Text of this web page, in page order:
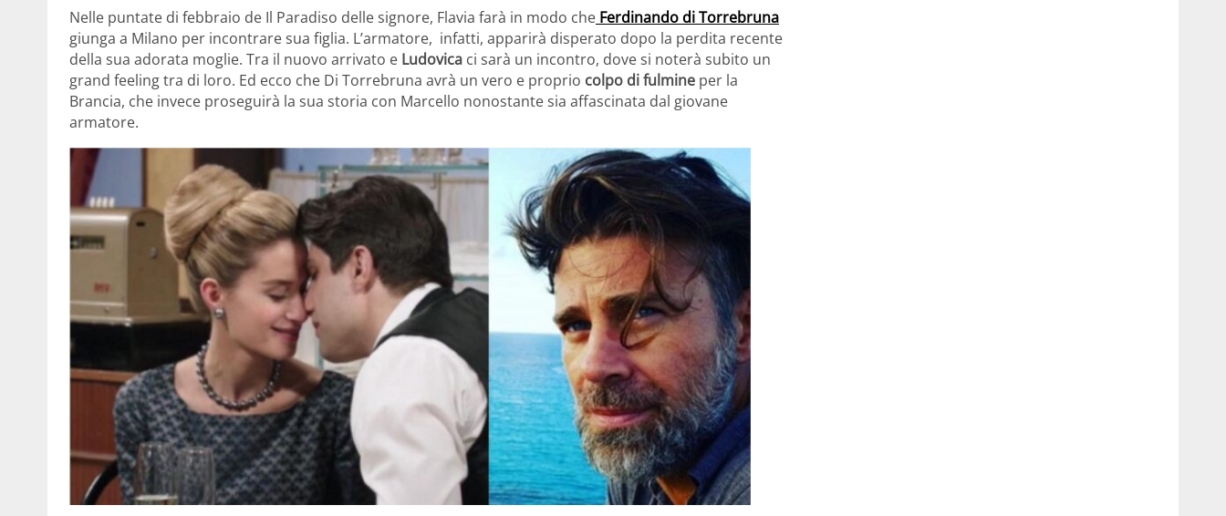
Nelle puntate di febbraio de Il Paradiso delle signore, Flavia farà in modo che Ferdinando di Torrebruna
giunga a Milano per incontrare sua figlia. L’armatore, infatti, apparirà disperato dopo la perdita recente
della sua adorata moglie. Tra il nuovo arrivato e Ludovica ci sarà un incontro, dove si noterà subito un
grand feeling tra di loro. Ed ecco che Di Torrebruna avrà un vero e proprio colpo di fulmine per la
Brancia, che invece proseguirà la sua storia con Marcello nonostante sia affascinata dal giovane
armatore.